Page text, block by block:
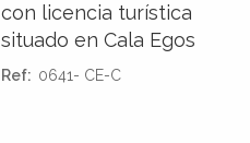
con licencia turística
situado en Cala Egos
Ref: 0641- CE-C